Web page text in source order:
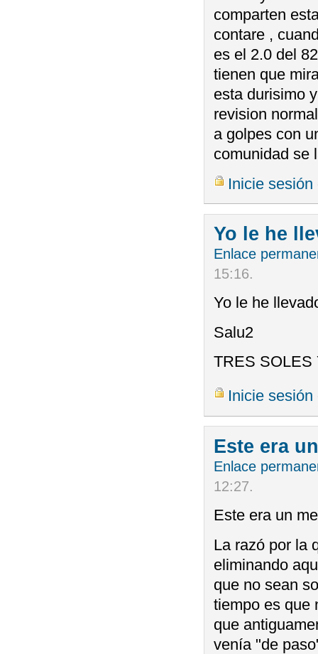
comparten
contare ,
es el 2.0 del
tienen que
esta durisimo
revision
a golpes con
comunidad se
Inicie sesión
Yo le he
Enlace
15:16.
Yo le he
Salu2
TRES SOLES
Inicie sesión
Este era
Enlace
12:27.
Este era un
La razó por la
eliminando
que no sean
tiempo es que
que
venía "de